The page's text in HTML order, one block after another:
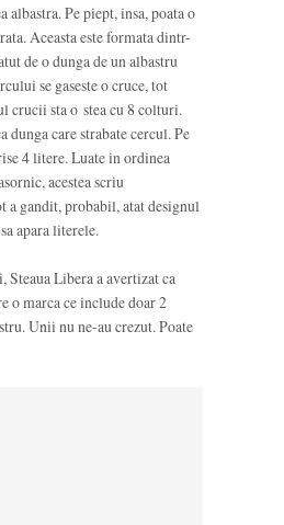
albastra. Pe piept, insa, poata o
Aceasta este formata dintr-
de o dunga de un albastru
se gaseste o cruce, tot
crucii sta o stea cu 8 colturi.
dunga care strabate cercul. Pe
4 litere. Luate in ordinea
acestea scriu
a gandit, probabil, atat designul
apara literele.
Libera a avertizat ca
o marca ce include doar 2
Unii nu ne-au crezut. Poate